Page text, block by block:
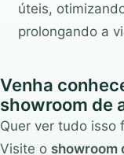
úteis,
prolongando a
Venha
showroom de
Quer ver tudo isso
Visite o showroom